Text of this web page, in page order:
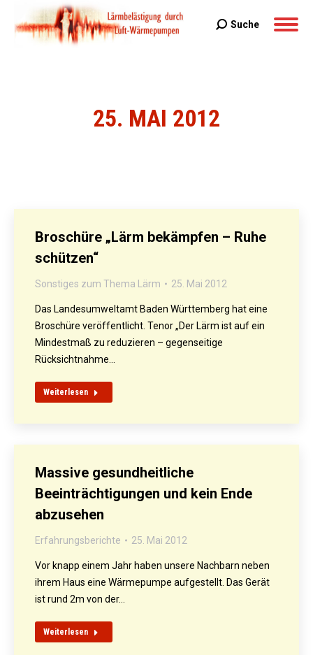
Search:
Suche
25. MAI 2012
Sie befinden sich hier:
Broschüre „Lärm bekämpfen – Ruhe
schützen“
Sonstiges zum Thema Lärm 25. Mai 2012
Das Landesumweltamt Baden Württemberg hat eine
Broschüre veröffentlicht. Tenor „Der Lärm ist auf ein
Mindestmaß zu reduzieren – gegenseitige
Rücksichtnahme…
Weiterlesen
Massive gesundheitliche
Beeinträchtigungen und kein Ende
abzusehen
Erfahrungsberichte 25. Mai 2012
Vor knapp einem Jahr haben unsere Nachbarn neben
ihrem Haus eine Wärmepumpe aufgestellt. Das Gerät
ist rund 2m von der…
Weiterlesen